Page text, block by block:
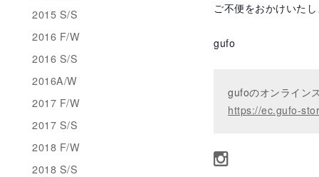
ご不便をおかけいた
gufo
gufoのオンライン
https://ec.gufo-
2015 S/S
2016 F/W
2016 S/S
2016A/W
2017 F/W
2017 S/S
2018 F/W
2018 S/S